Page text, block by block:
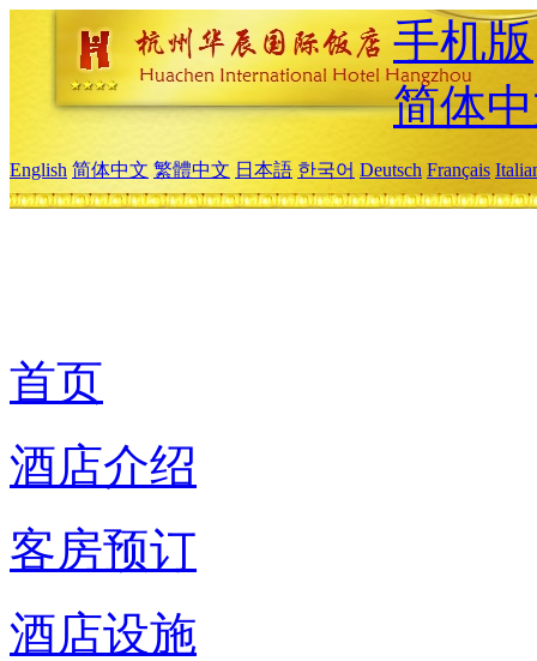
手机版
简体
English 简体中文 繁體中文 日本語 한국어 Deutsch Français
首页
酒店介绍
客房预订
酒店设施